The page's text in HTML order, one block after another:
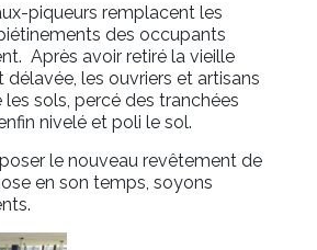
piqueurs remplacent les
des occupants
Après avoir retiré la vieille
les ouvriers et artisans
sols, percé des tranchées
nivelé et poli le sol.
poser le nouveau revêtement de
en son temps, soyons